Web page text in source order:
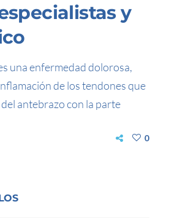
y
una enfermedad dolorosa,
de los tendones que
antebrazo con la parte
0